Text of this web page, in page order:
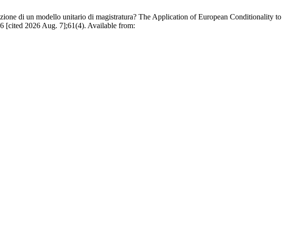
di un modello unitario di magistratura? The Application of European Conditionality to
[cited 2026 Aug. 7];61(4). Available from: